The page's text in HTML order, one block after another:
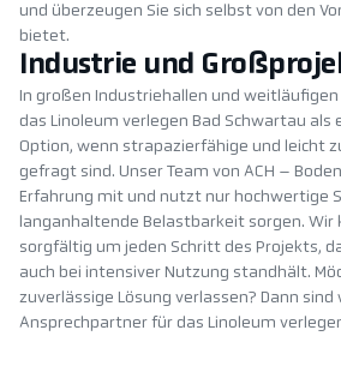
und überzeugen Sie sich selbst von den
bietet.
Industrie und
In großen Industriehallen und
das Linoleum verlegen Bad Schwartau als
Option, wenn strapazierfähige und leicht
gefragt sind. Unser Team von ACH –
Erfahrung mit und nutzt nur hochwertige
langanhaltende Belastbarkeit sorgen. Wir
sorgfältig um jeden Schritt des Projekts,
auch bei intensiver Nutzung standhält.
zuverlässige Lösung verlassen? Dann
Ansprechpartner für das Linoleum